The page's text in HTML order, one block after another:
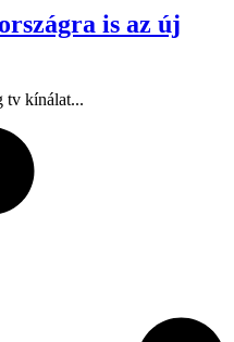
is az új
tv kínálat...